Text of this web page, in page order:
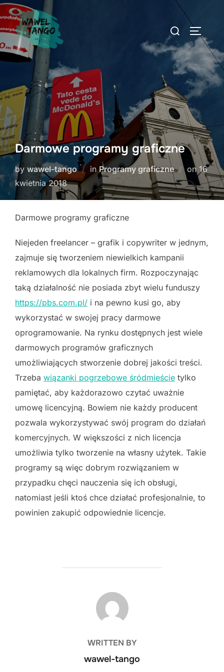
Skip
to
content
Search
for:
Darmowe programy graficzne
by wawel-tango inProgramy graficzne on Posted
on
16
kwietnia 2018
Darmowe programy graficzne
Niejeden freelancer – grafik i copywriter w jednym,
zajmuje się tworzeniem niewielkich kampanii
reklamowych dla lokalnych firm. Rozpoczynając
taką działalność nie posiada zbyt wielu funduszy
https://pbs.com.pl/ i na pewno kusi go, aby
wykorzystać w swojej pracy darmowe
oprogramowanie. Na rynku dostępnych jest wiele
darmowych programów graficznych
umożliwiających stworzenie dobrej jakości treści.
Trzeba wiązanki pogrzebowe śródmieście tylko
pamiętać, aby każdorazowo czytać uważnie
umowę licencyjną. Bowiem nie każdy producent
pozwala wykorzystywać swój program do działań
komercyjnych. W większości z nich licencja
umożliwia tylko tworzenie na własny użytek. Takie
programy są więc dobrym rozwiązaniem w
przypadku chęci nauczenia się ich obsługi,
natomiast jeśli ktoś chce działać profesjonalnie, to
powinien zakupić odpowiednie licencje.
POST AUTHOR
WRITTEN BY
wawel-tango